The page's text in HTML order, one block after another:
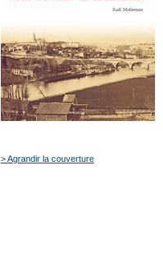
> Agrandir la couverture